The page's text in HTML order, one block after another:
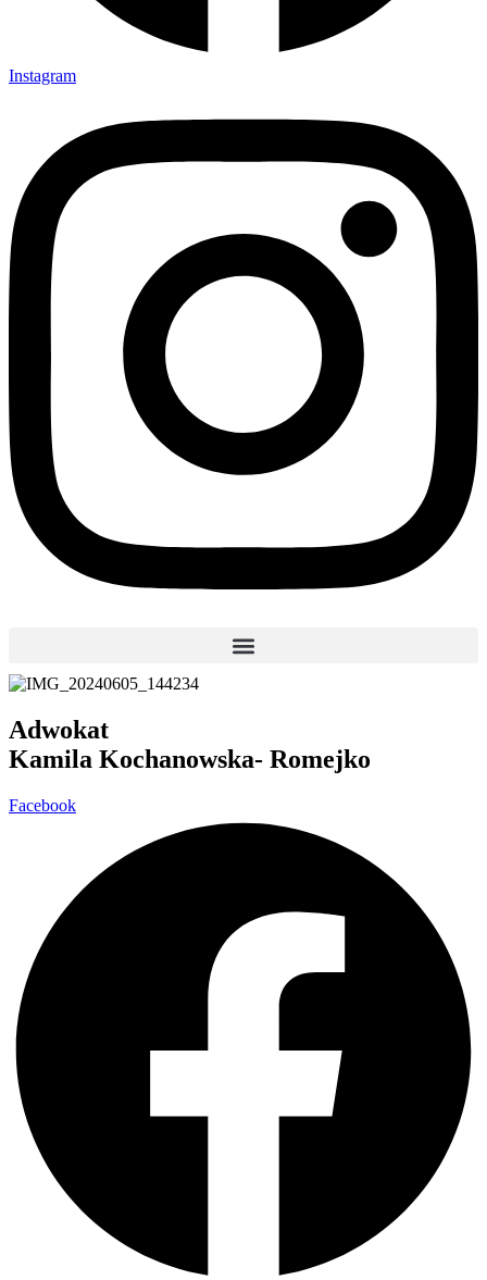
Instagram
Adwokat
Kamila Kochanowska- Romejko
Facebook